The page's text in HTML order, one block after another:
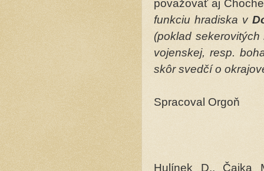
považovať aj
funkciu hradiska v
(poklad
vojenskej, resp.
skôr svedčí o
Spracoval Orgoň
Hulínek D., Čajka